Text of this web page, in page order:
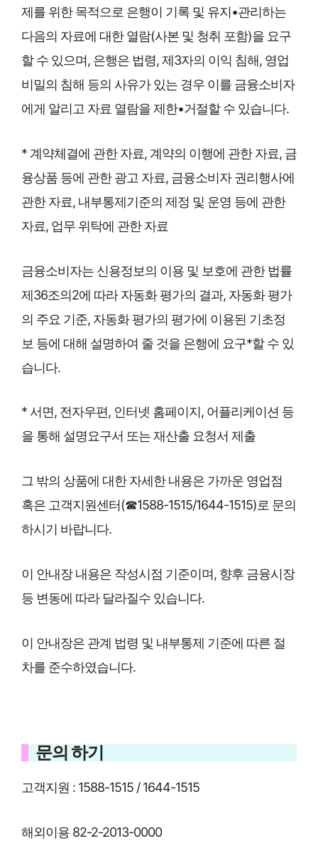
제를 위한 목적으로 은행이 기록 및 유지•관리하는
다음의 자료에 대한 열람(사본 및 청취 포함)을 요구
할 수 있으며, 은행은 법령, 제3자의 이익 침해, 영업
비밀의 침해 등의 사유가 있는 경우 이를 금융소비자
에게 알리고 자료 열람을 제한•거절할 수 있습니다.
* 계약체결에 관한 자료, 계약의 이행에 관한 자료, 금
융상품 등에 관한 광고 자료, 금융소비자 권리행사에
관한 자료, 내부통제기준의 제정 및 운영 등에 관한
자료, 업무 위탁에 관한 자료
금융소비자는 신용정보의 이용 및 보호에 관한 법률
제36조의2에 따라 자동화 평가의 결과, 자동화 평가
의 주요 기준, 자동화 평가의 평가에 이용된 기초정
보 등에 대해 설명하여 줄 것을 은행에 요구*할 수 있
습니다.
* 서면, 전자우편, 인터넷 홈페이지, 어플리케이션 등
을 통해 설명요구서 또는 재산출 요청서 제출
그 밖의 상품에 대한 자세한 내용은 가까운 영업점
혹은 고객지원센터(☎1588-1515/1644-1515)로 문의
하시기 바랍니다.
이 안내장 내용은 작성시점 기준이며, 향후 금융시장
등 변동에 따라 달라질수 있습니다.
이 안내장은 관계 법령 및 내부통제 기준에 따른 절
차를 준수하였습니다.
문의 하기
고객지원 : 1588-1515 / 1644-1515
해외이용 82-2-2013-0000